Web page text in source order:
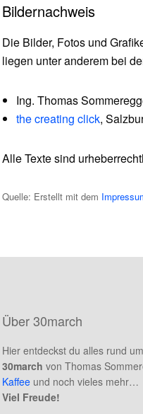
Bildernachweis
Die Bilder, Fotos und
liegen unter anderem bei
Ing. Thomas
the creating click,
Alle Texte sind
Quelle: Erstellt mit dem
Über 30march
Hier entdeckst du alles rund
30march von Thomas
Kaffee und noch vieles mehr…
Viel Freude!